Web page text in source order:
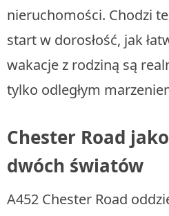
nieruchomości. Chodzi
start w dorosłość, jak
wakacje z rodziną są
tylko odległym
Chester Road
dwóch światów
A452 Chester Road